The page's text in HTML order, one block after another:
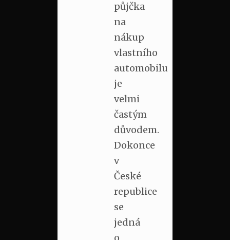
půjčka
na
nákup
vlastního
automobilu
je
velmi
častým
důvodem.
Dokonce
v
České
republice
se
jedná